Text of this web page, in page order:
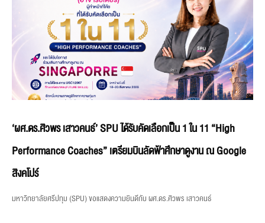
‘ผศ.ดร.ศิวพร เสาวคนธ์’ SPU ได้รับคัดเลือกเป็น 1 ใน 11 “High
Performance Coaches” เตรียมบินลัดฟ้าศึกษาดูงาน ณ Google
สิงคโปร์
มหาวิทยาลัยศรีปทุม (SPU) ขอแสดงความยินดีกับ ผศ.ดร.ศิวพร เสาวคนธ์